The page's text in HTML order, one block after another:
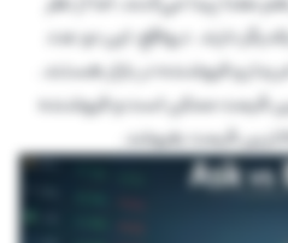
دارند. درواقع، این دو عدد
و فروشنده در بازار هستند.
قیمت ممکن است و فروشنده
قیمت بفروشد.